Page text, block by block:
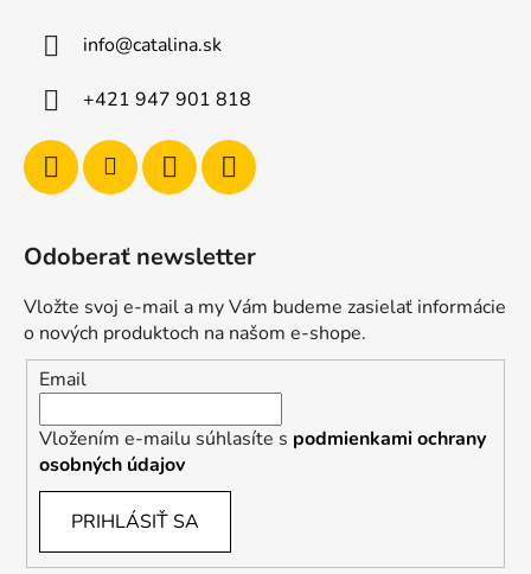
info@catalina.sk
+421 947 901 818
Odoberať newsletter
Vložte svoj e-mail a my Vám budeme zasielať informácie
o nových produktoch na našom e-shope.
Email
Vložením e-mailu súhlasíte s podmienkami ochrany
osobných údajov
PRIHLÁSIŤ SA